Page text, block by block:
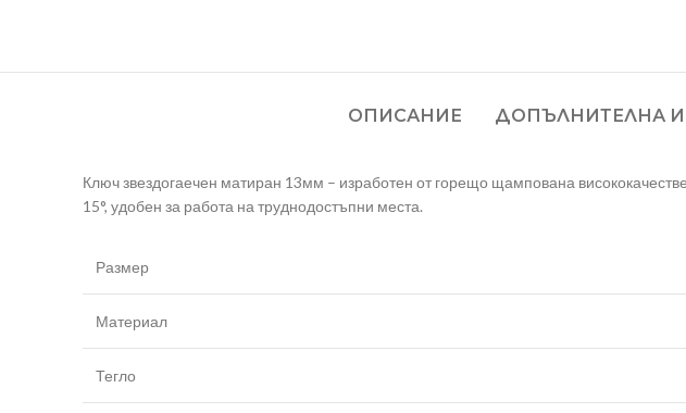
ОПИСАНИЕ ДОПЪЛНИТЕЛНА
Ключ звездогаечен матиран 13мм – изработен от горещо щампована
15°, удобен за работа на труднодостъпни места.
Размер
Материал
Тегло